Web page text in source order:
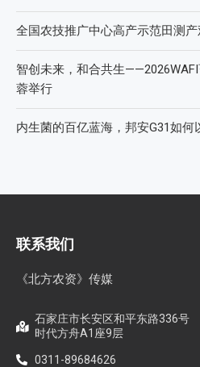
全国农技推广中心高产示范田测
智创未来，和合共生
蓉举行
内生菌的百亿蓝海，邦安G31如何
联系我们
《北方农资》传媒
石家庄市长安区和平东路336号
时代方舟A1座9层
0311-89684626